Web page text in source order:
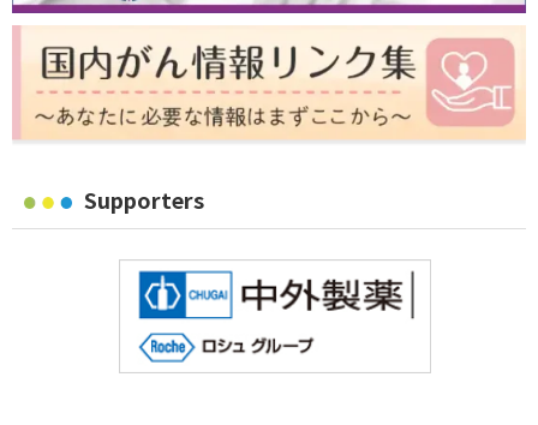
Supporters